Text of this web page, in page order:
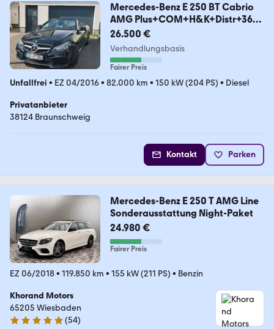
Mercedes-Benz E 250 BT Cabrio
AMG Plus+COM+H&K+Distr+360°
+Memo
26.500 €
Verhandlungsbasis
Fairer Preis
Unfallfrei • EZ 04/2016• 82.000 km • 150 kW (204 PS) • Diesel
Privatanbieter
38124 Braunschweig
Kontakt Parken
Mercedes-Benz E 250 T AMG Line
Sonderausstattung Night-Paket
24.980 €
Fairer Preis
EZ 06/2018• 119.850 km • 155 kW (211 PS) • Benzin
Khorand Motors
65205 Wiesbaden
4.8 Sterne
(54)